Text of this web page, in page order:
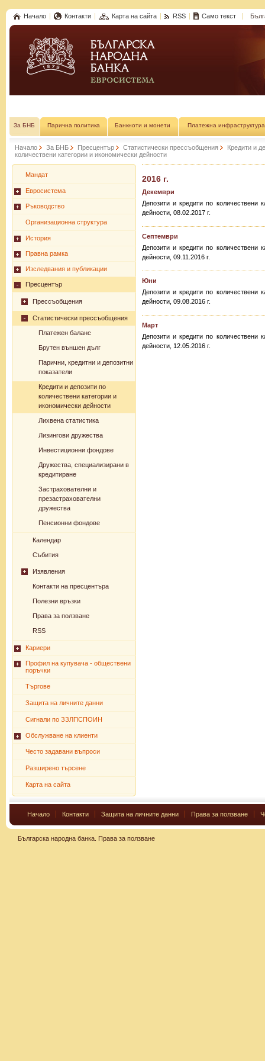
Начало Контакти Карта на сайта RSS Само текст
За БНБ Парична политика Банкноти и монети Платежна инфраструктура
Начало За БНБ Пресцентър Статистически прессъобщения
Кредити и
количествени категории и икономически дейности
Мандат
Евросистема
Ръководство
Организационна структура
История
Правна рамка
Изследвания и публикации
Пресцентър
Прессъобщения
Статистически прессъобщения
Платежен баланс
Брутен външен дълг
Парични, кредитни и депозитни
показатели
Кредити и депозити по
количествени категории и
икономически дейности
Лихвена статистика
Лизингови дружества
Инвестиционни фондове
Дружества, специализирани в
кредитиране
Застрахователни и
презастрахователни
дружества
Пенсионни фондове
Календар
Събития
Изявления
Контакти на пресцентъра
Полезни връзки
Права за ползване
RSS
Кариери
Профил на купувача - обществени
поръчки
Търгове
Защита на личните данни
Сигнали по ЗЗЛПСПОИН
Обслужване на клиенти
Често задавани въпроси
Разширено търсене
Карта на сайта
2016 г.
Декември
Депозити и кредити по количествени
дейности, 08.02.2017 г.
Септември
Депозити и кредити по количествени
дейности, 09.11.2016 г.
Юни
Депозити и кредити по количествени
дейности, 09.08.2016 г.
Март
Депозити и кредити по количествени
дейности, 12.05.2016 г.
Начало Контакти Защита на личните данни Права за ползване
Българска народна банка. Права за ползване